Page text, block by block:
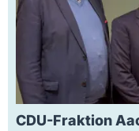
CDU-Fraktion